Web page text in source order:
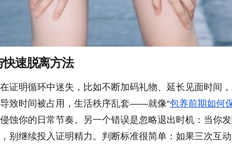
速脱离方法
证明循环中迷失，比如不断加码礼物、延长见面时间
致时间被占用，生活秩序乱套——就像“包养前期如何
蚀你的日常节奏。另一个错误是忽略退出时机：当你
别继续投入证明精力。判断标准很简单：如果三次互